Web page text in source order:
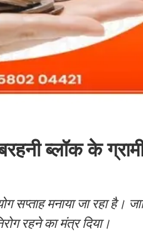
ब्लॉक के
सप्ताह मनाया जा रहा है।
रहने का मंत्र दिया।